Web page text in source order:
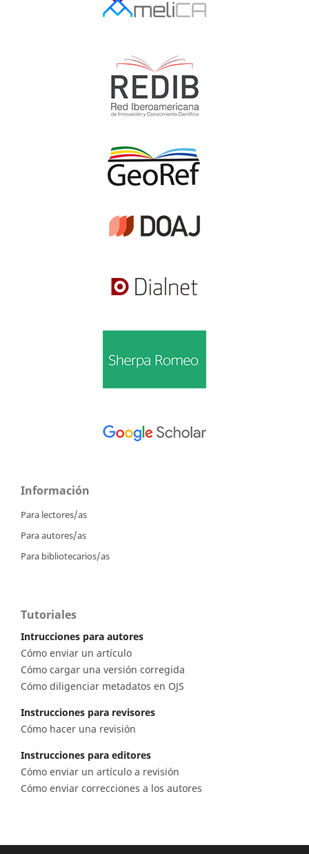
Información
Para lectores/as
Para autores/as
Para bibliotecarios/as
Tutoriales
Intrucciones para autores
Cómo enviar un artículo
Cómo cargar una versión corregida
Cómo diligenciar metadatos en OJS
Instrucciones para revisores
Cómo hacer una revisión
Instrucciones para editores
Cómo enviar un artículo a revisión
Cómo enviar correcciones a los autores